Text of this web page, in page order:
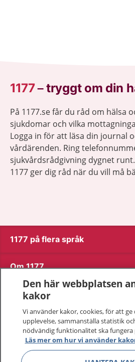
1177–tryggt om din
På 1177.se får du råd om hälsa
sjukdomar och vilka
Logga in för att läsa din journal
vårdärenden. Ring
sjukvårdsrådgivning dygnet runt.
1177 ger dig råd när du vill må
1177 på flera språk
Om 1177
Kontakt
Behandling av personuppgifter
Hantering av kakor
Den här webbplatsen
kakor
Vi använder kakor, cookies, för att
upplevelse, sammanställa statistik
nödvändig funktionalitet ska fungera
Läs mer om hur vi använder